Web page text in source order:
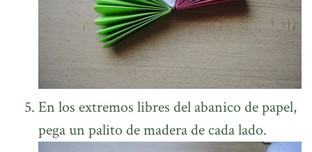
En los extremos libres del abanico de papel,
pega un palito de madera de cada lado.